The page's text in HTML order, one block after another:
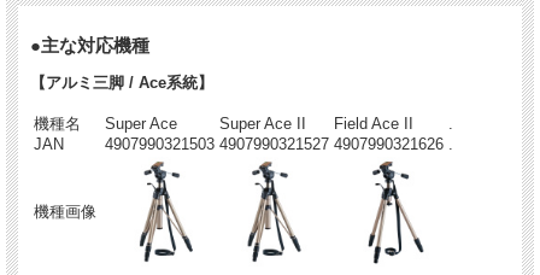
●主な対応機種
【アルミ三脚 / Ace系統】
機種名 Super Ace Super Ace II Field Ace II
JAN
4907990321503 4907990321527 4907990321626
機種画像